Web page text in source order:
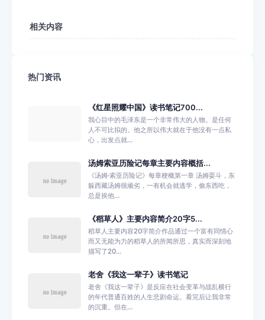
相关内容
热门资讯
《红星照耀中国》读书笔记700...
我心目中的毛泽东是一个非常伟大的人物。是任何
人不可比拟的。他之所以伟大就在于他没有一点私
心，出发点就...
汤姆索亚历险记每章主要内容概括...
《汤姆·索亚历险记》每章梗概第一章 汤姆耍斗，东
躲西藏汤姆很顽劣，一有机会就逃学，偷东西吃，
总是挨他...
《稻草人》主要内容简介20字5...
稻草人主要内容20字简介作品通过一个富有同情心
而又无能为力的稻草人的所闻所思，真实而深刻地
描写了20...
老舍《我这一辈子》读书笔记
老舍《我这一辈子》是反应在社会变革与战乱横行
的年代普通百姓的人生悲剧命运。看完后让我非常
的沉重。但在...